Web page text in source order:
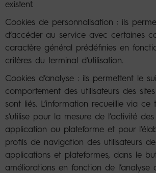
existent.
Cookies de personnalisation : ils
d’accéder au service avec certaines
caractère général prédéfinies en
critères du terminal d’utilisation.
Cookies d’analyse : ils permettent le
comportement des utilisateurs des
sont liés. L’information recueillie via
s’utilise pour la mesure de l’activité
application ou plateforme et pour
profils de navigation des utilisateurs
applications et plateformes, dans le
améliorations en fonction de l’analyse